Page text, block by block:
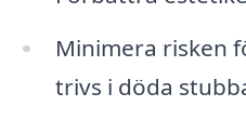
Minimera risken
trivs i döda